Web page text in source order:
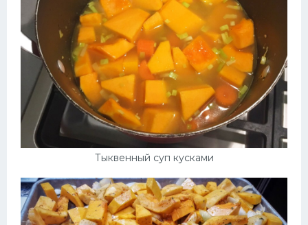
Тыквенный суп кусками